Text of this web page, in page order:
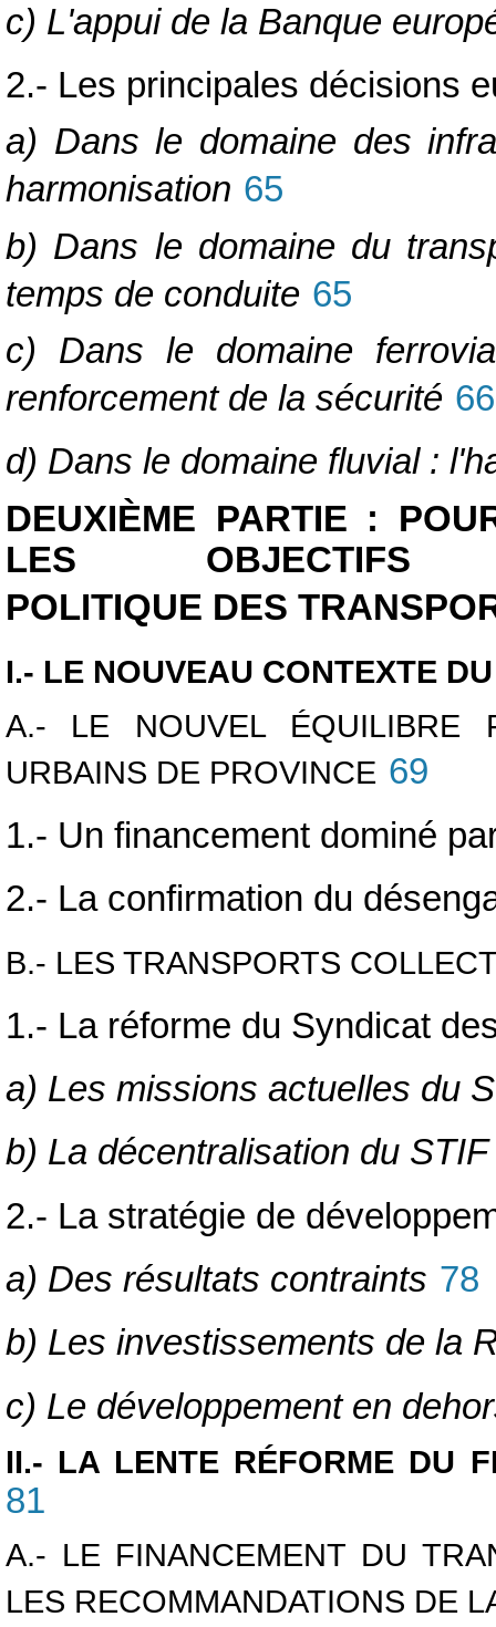
c) L'appui de la Banque
2.- Les principales décisions
a) Dans le domaine des
harmonisation 65
b) Dans le domaine du
temps de conduite 65
c) Dans le domaine
renforcement de la sécurité 66
d) Dans le domaine fluvial :
DEUXIÈME PARTIE :
LES
POLITIQUE DES
I.- LE NOUVEAU CONTEXTE
A.- LE NOUVEL ÉQUILIBRE
URBAINS DE PROVINCE 69
1.- Un financement dominé
2.- La confirmation du
B.- LES TRANSPORTS
1.- La réforme du Syndicat
a) Les missions actuelles du
b) La décentralisation du STIF
2.- La stratégie de
a) Des résultats contraints 78
b) Les investissements de la
c) Le développement en
II.- LA LENTE RÉFORME DU
81
A.- LE FINANCEMENT DU
LES RECOMMANDATIONS DE